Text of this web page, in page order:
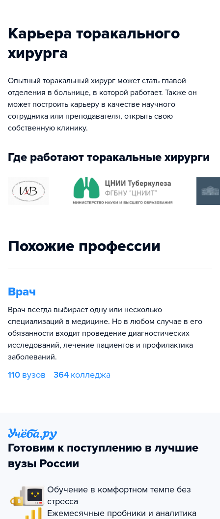
Карьера торакального
хирурга
Опытный торакальный хирург может стать главой
отделения в больнице, в которой работает. Также он
может построить карьеру в качестве научного
сотрудника или преподавателя, открыть свою
собственную клинику.
Где работают торакальные хирурги
Похожие профессии
Врач
Врач всегда выбирает одну или несколько
специализаций в медицине. Но в любом случае в его
обязанности входит проведение диагностических
исследований, лечение пациентов и профилактика
заболеваний.
110 вузов 364 колледжа
Готовим к поступлению в лучшие
вузы России
Обучение в комфортном темпе без
стресса
Ежемесячные пробники и аналитика